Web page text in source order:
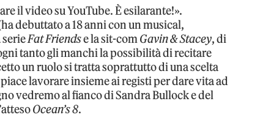
il video su YouTube. È esilarante!».
debuttato a 18 anni con un musical,
serieFat Friendse la sit-comGavin & Stacey, di
tanto gli manchi la possibilità di recitare
un ruolo si tratta soprattutto di una scelta
lavorare insieme ai registi per dare vita ad
vedremo al fianco di Sandra Bullock e del
Ocean’s 8.